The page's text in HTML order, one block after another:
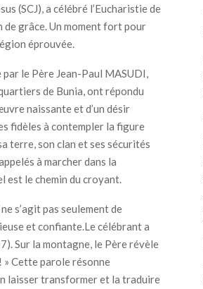
(SCJ), a célébré l’Eucharistie de
de grâce. Un moment fort pour
éprouvée.
le Père Jean-Paul MASUDI,
de Bunia, ont répondu
naissante et d’un désir
fidèles à contempler la figure
terre, son clan et ses sécurités
à marcher dans la
est le chemin du croyant.
s’agit pas seulement de
et confiante.Le célébrant a
Sur la montagne, le Père révèle
» Cette parole résonne
laisser transformer et la traduire